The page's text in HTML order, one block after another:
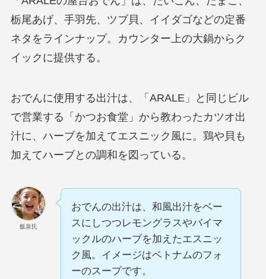
栃尾あげ、手羽先、ツブ貝、イイダゴなどの定番
ネタをラインナップ。カウンター上の大鍋からク
イックに提供する。
おでんに使用する出汁は、「ARALE」と同じビル
で営業する「かつお食堂」から教わったカツオ出
汁に、ハーブを加えてエスニック風に。鶏や貝も
加えてハーブとの調和を図っている。
飯泉氏
おでんの出汁は、和風出汁をベー
スにしつつレモングラスやバイマ
ックルのハーブを加えたエスニッ
ク風。イメージはベトナムのフォ
ーのスープです。